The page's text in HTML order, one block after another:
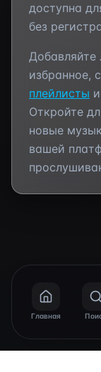
доступна
без
избранное,
плейлисты
Откройте
новые
вашей
Главная